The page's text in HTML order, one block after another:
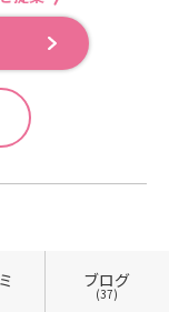
ブログ
(37)